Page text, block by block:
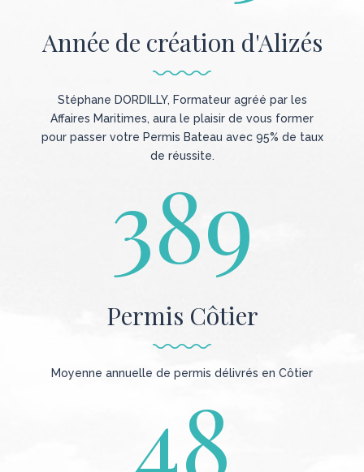
Année de création d'Alizés
Stéphane DORDILLY, Formateur agréé par les
Affaires Maritimes, aura le plaisir de vous former
pour passer votre Permis Bateau avec 95% de taux
de réussite.
389
Permis Côtier
Moyenne annuelle de permis délivrés en Côtier
48